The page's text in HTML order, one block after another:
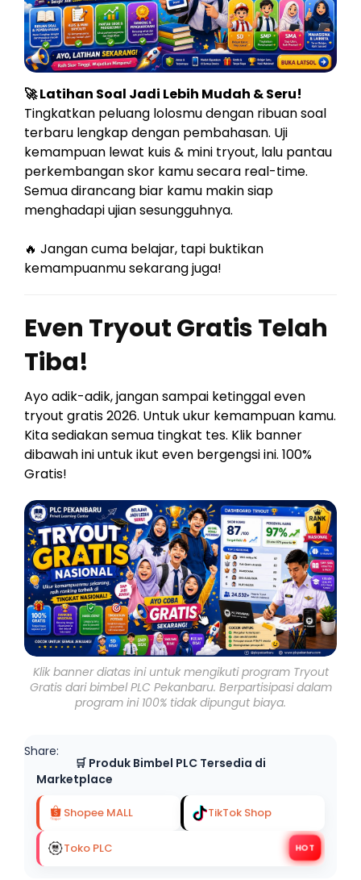
🚀 Latihan Soal Jadi Lebih Mudah & Seru!
Tingkatkan peluang lolosmu dengan ribuan soal
terbaru lengkap dengan pembahasan. Uji
kemampuan lewat kuis & mini tryout, lalu pantau
perkembangan skor kamu secara real-time.
Semua dirancang biar kamu makin siap
menghadapi ujian sesungguhnya.
🔥 Jangan cuma belajar, tapi buktikan
kemampuanmu sekarang juga!
Even Tryout Gratis Telah
Tiba!
Ayo adik-adik, jangan sampai ketinggal even
tryout gratis 2026. Untuk ukur kemampuan kamu.
Kita sediakan semua tingkat tes. Klik banner
dibawah ini untuk ikut even bergengsi ini. 100%
Gratis!
Klik banner diatas ini untuk mengikuti program Tryout
Gratis dari bimbel PLC Pekanbaru. Berpartisipasi dalam
program ini 100% tidak dipungut biaya.
Share:
🛒 Produk Bimbel PLC Tersedia di
Marketplace
Shopee MALL TikTok Shop
HOT
Toko PLC